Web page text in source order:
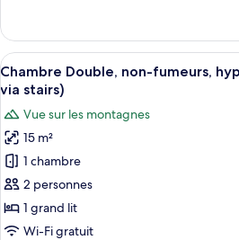
Standard,
non-
fumeurs,
hypoallergénique
le
type
de
chambre
Double
Standard,
non-
fumeurs,
hypoallergénique
Afficher
toutes
photos
pour
ce
type
de
chambre :
Une
6
Chambre Double, non-fumeurs,
via stairs)
Vue sur les montagnes
15 m²
1 chambre
2 personnes
1 grand lit
Wi-Fi gratuit